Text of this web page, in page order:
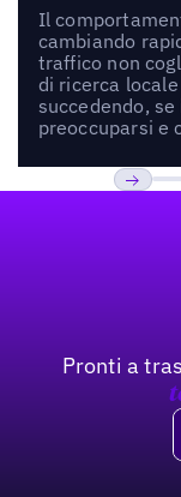
Il
cambiando
traffico non
di ricerca
succedendo,
preoccuparsi e
Pronti a